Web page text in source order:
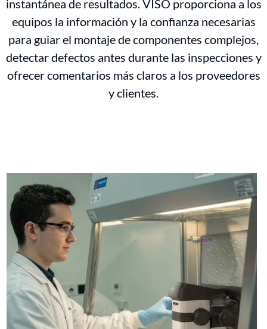
instantánea de resultados. VISO proporciona a los
equipos la información y la confianza necesarias
para guiar el montaje de componentes complejos,
detectar defectos antes durante las inspecciones y
ofrecer comentarios más claros a los proveedores
y clientes.